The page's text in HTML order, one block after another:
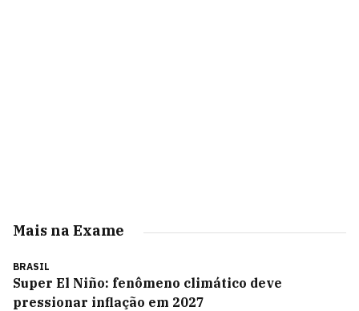
Mais na Exame
BRASIL
Super El Niño: fenômeno climático deve
pressionar inflação em 2027